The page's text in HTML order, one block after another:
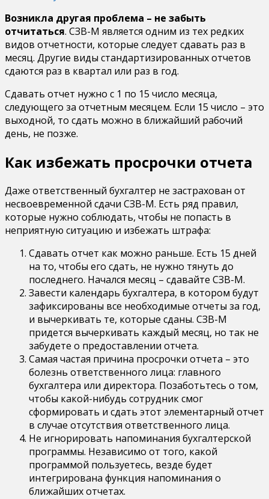
Возникла другая проблема – не забыть
отчитаться. СЗВ-М является одним из тех редких
видов отчетности, которые следует сдавать раз в
месяц. Другие виды стандартизированных отчетов
сдаются раз в квартал или раз в год.
Сдавать отчет нужно с 1 по 15 число месяца,
следующего за отчетным месяцем. Если 15 число – это
выходной, то сдать можно в ближайший рабочий
день, не позже.
Как избежать просрочки отчета
Даже ответственный бухгалтер не застрахован от
несвоевременной сдачи СЗВ-М. Есть ряд правил,
которые нужно соблюдать, чтобы не попасть в
неприятную ситуацию и избежать штрафа:
Сдавать отчет как можно раньше. Есть 15 дней
на то, чтобы его сдать, не нужно тянуть до
последнего. Начался месяц – сдавайте СЗВ-М.
Завести календарь бухгалтера, в котором будут
зафиксированы все необходимые отчеты за год,
и вычеркивать те, которые сданы. СЗВ-М
придется вычеркивать каждый месяц, но так не
забудете о предоставлении отчета.
Самая частая причина просрочки отчета – это
болезнь ответственного лица: главного
бухгалтера или директора. Позаботьтесь о том,
чтобы какой-нибудь сотрудник смог
сформировать и сдать этот элементарный отчет
в случае отсутствия ответственного лица.
Не игнорировать напоминания бухгалтерской
программы. Независимо от того, какой
программой пользуетесь, везде будет
интегрирована функция напоминания о
ближайших отчетах.